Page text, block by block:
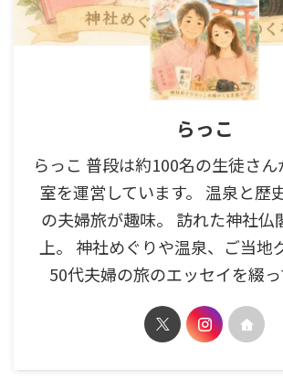
らっこ
らっこ 普段は約100名の生徒さ
室を運営しています。 温泉と歴
の夫婦旅が趣味。 訪れた神社仏
上。 神社めぐりや温泉、ご当地
50代夫婦の旅のエッセイを綴っ